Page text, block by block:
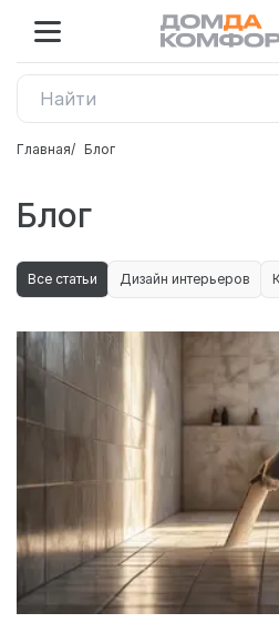
Главная Блог
Блог
Все статьи Дизайн интерьеров